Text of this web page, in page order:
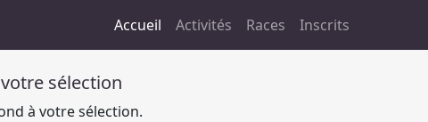
Accueil Activités Races Inscrits
sélection
à votre sélection.